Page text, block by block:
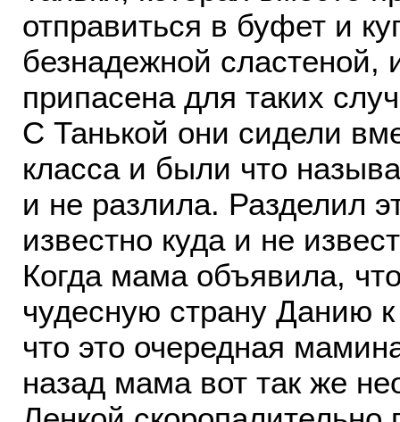
отправиться в буфет и
безнадежной сластеной,
припасена для таких
С Танькой они сидели
класса и были что
и не разлила. Разделил
известно куда и не
Когда мама объявила,
чудесную страну Данию
что это очередная
назад мама вот так же